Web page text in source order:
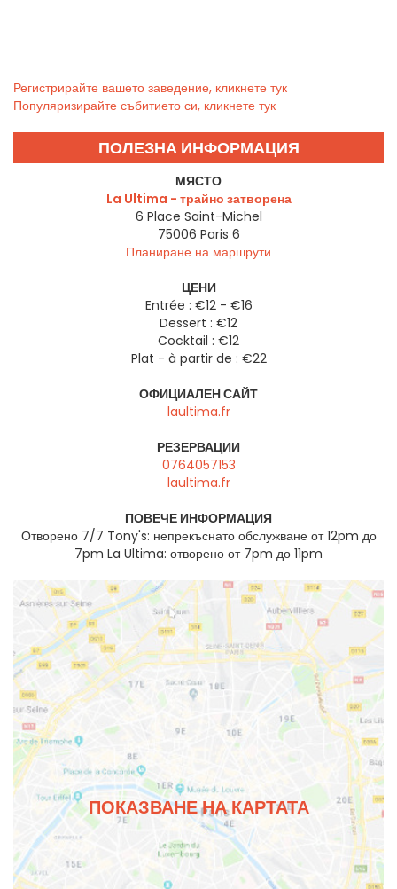
Регистрирайте вашето заведение, кликнете тук
Популяризирайте събитието си, кликнете тук
ПОЛЕЗНА ИНФОРМАЦИЯ
МЯСТО
La Ultima - трайно затворена
6 Place Saint-Michel
75006 Paris 6
Планиране на маршрути
ЦЕНИ
Entrée : €12 - €16
Dessert : €12
Cocktail : €12
Plat - à partir de : €22
ОФИЦИАЛЕН САЙТ
laultima.fr
РЕЗЕРВАЦИИ
0764057153
laultima.fr
ПОВЕЧЕ ИНФОРМАЦИЯ
Отворено 7/7 Tony's: непрекъснато обслужване от 12pm до
7pm La Ultima: отворено от 7pm до 11pm
ПОКАЗВАНЕ НА КАРТАТА